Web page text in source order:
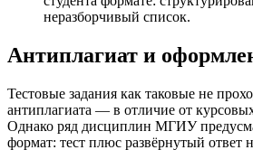
неразборчивый список.
Антиплагиат и
Тестовые задания как таковые не
антиплагиата — в отличие от
Однако ряд дисциплин МГИУ
формат: тест плюс развёрнутый ответ